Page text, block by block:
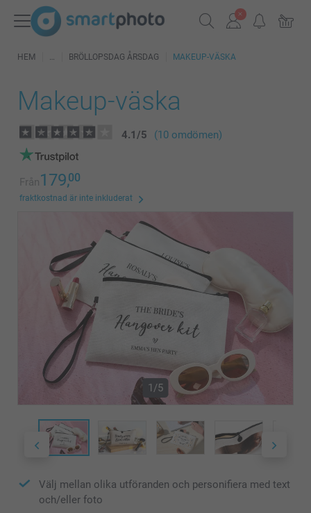
HEM BRÖLLOPSDAG ÅRSDAG MAKEUP-VÄSKA
Makeup-väska
4.1/5 (10 omdömen)
Från179,00
fraktkostnad är inte inkluderat
1/5
Välj mellan olika utföranden och personifiera med text
och/eller foto